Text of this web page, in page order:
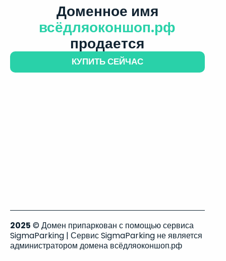
Доменное имя
всёдляоконшоп.рф
продается
КУПИТЬ СЕЙЧАС
2025 © Домен припаркован с помощью сервиса
SigmaParking | Сервис SigmaParking не является
администратором домена всёдляоконшоп.рф